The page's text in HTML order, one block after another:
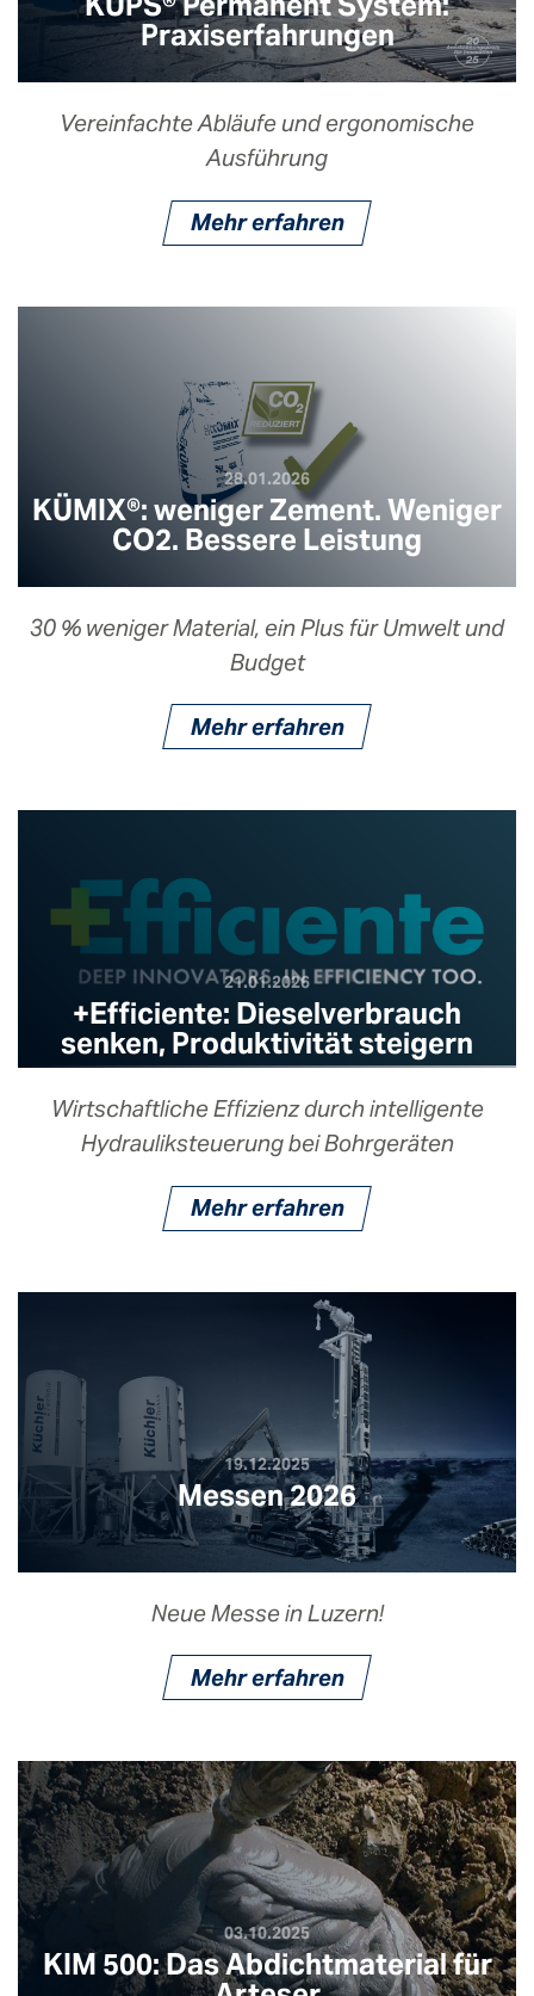
Praxiserfahrungen
Vereinfachte Abläufe und ergonomische
Ausführung
Mehr erfahren
28.01.2026
KÜMIX®: weniger Zement. Weniger
CO2. Bessere Leistung
30 % weniger Material, ein Plus für Umwelt und
Budget
Mehr erfahren
21.01.2026
+Efficiente: Dieselverbrauch
senken, Produktivität steigern
Wirtschaftliche Effizienz durch intelligente
Hydrauliksteuerung bei Bohrgeräten
Mehr erfahren
19.12.2025
Messen 2026
Neue Messe in Luzern!
Mehr erfahren
03.10.2025
KIM 500: Das Abdichtmaterial für